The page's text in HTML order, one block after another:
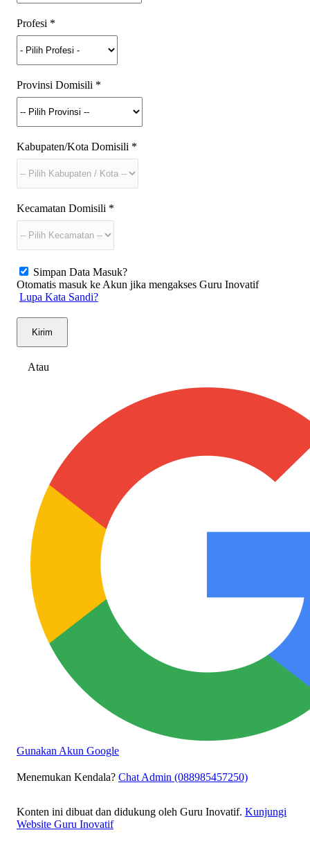
Profesi *
Provinsi Domisili *
Kabupaten/Kota Domisili *
Kecamatan Domisili *
Simpan Data Masuk?
Otomatis masuk ke Akun jika mengakses Guru Inovatif
Lupa Kata Sandi?
Kirim
Atau
Gunakan Akun Google
Menemukan Kendala? Chat Admin (088985457250)
Konten ini dibuat dan didukung oleh Guru Inovatif. Kunjungi
Website Guru Inovatif